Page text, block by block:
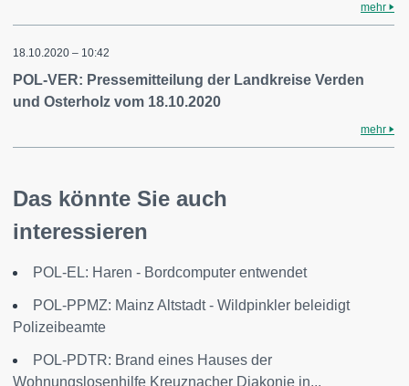
mehr
18.10.2020 – 10:42
POL-VER: Pressemitteilung der Landkreise Verden
und Osterholz vom 18.10.2020
mehr
Das könnte Sie auch
interessieren
POL-EL: Haren - Bordcomputer entwendet
POL-PPMZ: Mainz Altstadt - Wildpinkler beleidigt
Polizeibeamte
POL-PDTR: Brand eines Hauses der
Wohnungslosenhilfe Kreuznacher Diakonie in...